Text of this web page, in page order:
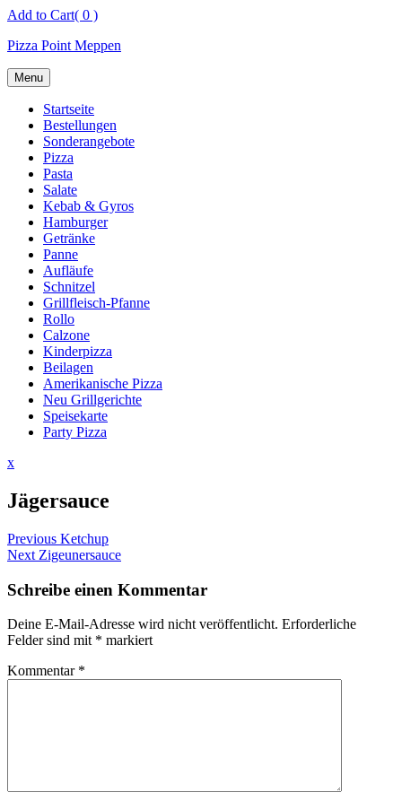
Skip
content
Add to Cart( 0 )
Pizza Point Meppen
Menu
Startseite
Bestellungen
Sonderangebote
Pizza
Pasta
Salate
Kebab & Gyros
Hamburger
Getränke
Panne
Aufläufe
Schnitzel
Grillfleisch-Pfanne
Rollo
Calzone
Kinderpizza
Beilagen
Amerikanische Pizza
Neu Grillgerichte
Speisekarte
Party Pizza
xClose
Jägersauce
Beitragsnavigation
Previous Previous
post:
Ketchup
Next Next
Zigeunersauce
Schreibe einen Kommentar
Deine E-Mail-Adresse wird nicht veröffentlicht. Erforderliche
Felder sind mit * markiert
Kommentar *